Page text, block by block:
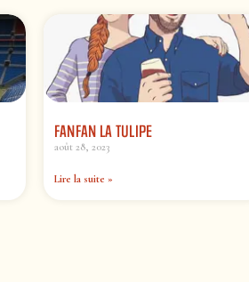
FANFAN LA TULIPE
août 28, 2023
Lire la suite »